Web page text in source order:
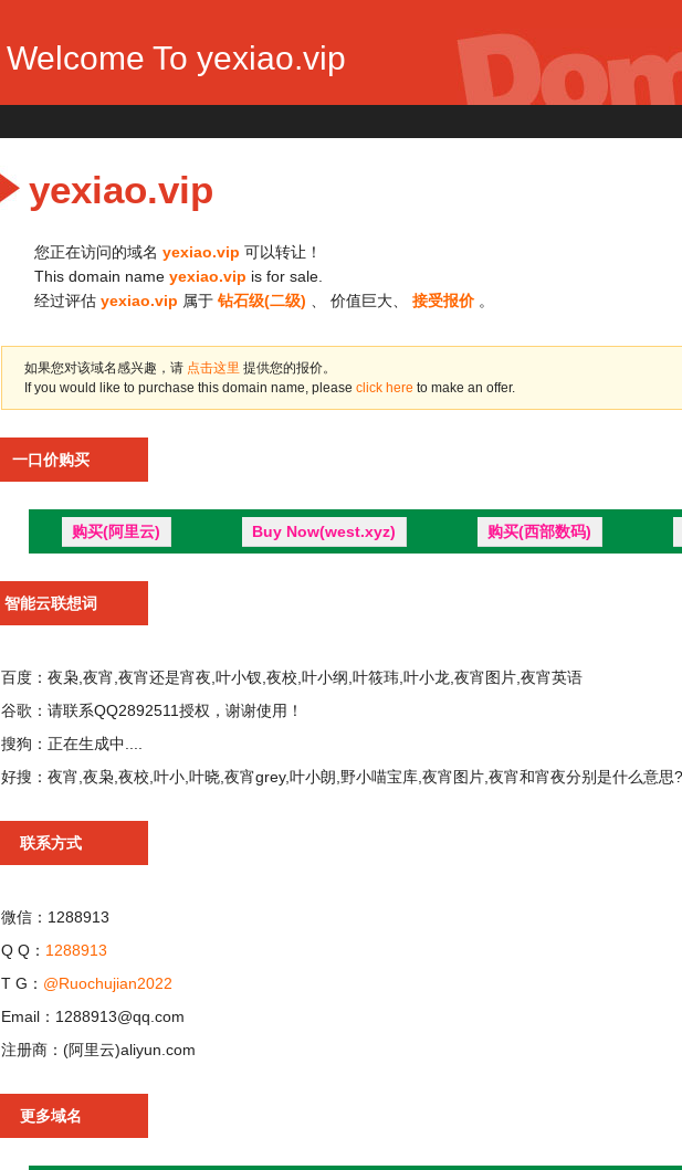
Welcome To yexiao.vip
yexiao.vip
您正在访问的域名 yexiao.vip 可以转让！
This domain nameyexiao.vip is for sale.
经过评估yexiao.vip 属于 钻石级(二级) 、 价值巨大、 接受报价。
如果您对该域名感兴趣，请 点击这里 提供您的报价。
If you would like to purchase this domain name, please click here to make an offer.
一口价购买
购买(阿里云) Buy Now(west.xyz) 购买(西部数码)
智能云联想词
百度： 夜枭,夜宵,夜宵还是宵夜,叶小钗,夜校,叶小纲,叶筱玮,叶小龙,夜宵图片,夜宵英语
谷歌： 请联系QQ2892511授权，谢谢使用！
搜狗： 正在生成中....
好搜： 夜宵,夜枭,夜校,叶小,叶晓,夜宵grey,叶小朗,野小喵宝库,夜宵图片,夜宵和宵夜分别是什么意思?,
联系方式
微信：1288913
Q Q： 1288913
T G： @Ruochujian2022
Email：1288913@qq.com
注册商：(阿里云)aliyun.com
更多域名